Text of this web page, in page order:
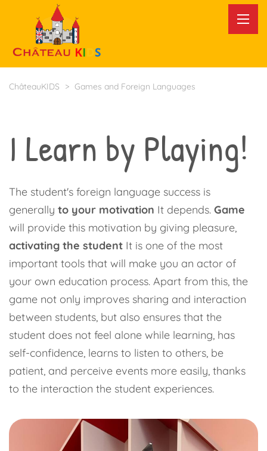
ChâteauKIDS > Games and Foreign Languages
I Learn by Playing!
The student's foreign language success is
generally to your motivation It depends. Game
will provide this motivation by giving pleasure,
activating the student It is one of the most
important tools that will make you an actor of
your own education process. Apart from this, the
game not only improves sharing and interaction
between students, but also ensures that the
student does not feel alone while learning, has
self-confidence, learns to listen to others, be
patient, and perceive events more easily, thanks
to the interaction the student experiences.